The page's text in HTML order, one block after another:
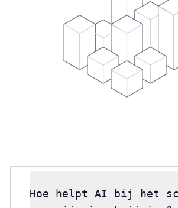
Hoe helpt AI bij het